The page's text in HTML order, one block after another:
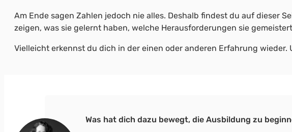
Am Ende sagen Zahlen jedoch nie alles. Deshalb findest du auf dieser
zeigen, was sie gelernt haben, welche Herausforderungen sie
Vielleicht erkennst du dich in der einen oder anderen Erfahrung
Was hat dich dazu bewegt, die Ausbildung zu